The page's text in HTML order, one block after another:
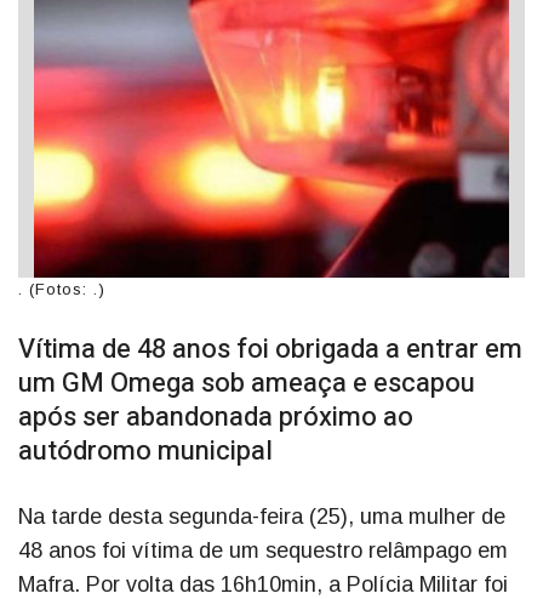
. (Fotos: .)
Vítima de 48 anos foi obrigada a entrar em
um GM Omega sob ameaça e escapou
após ser abandonada próximo ao
autódromo municipal
Na tarde desta segunda-feira (25), uma mulher de
48 anos foi vítima de um sequestro relâmpago em
Mafra. Por volta das 16h10min, a Polícia Militar foi